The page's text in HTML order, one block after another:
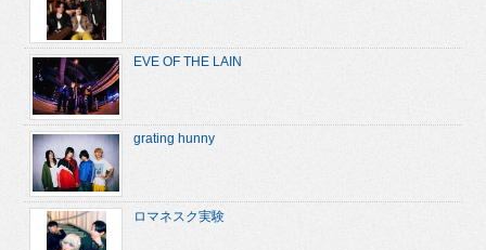
EVE OF THE LAIN
grating hunny
ロマネスク実験